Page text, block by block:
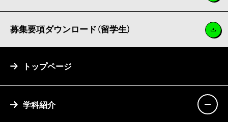
募集要項ダウンロード（留学生）
トップページ
学科紹介